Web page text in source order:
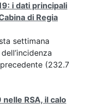
i dati principali
di Regia
settimana
(232.7
RSA, il calo